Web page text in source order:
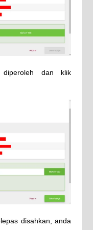
dan klik
disahkan, anda